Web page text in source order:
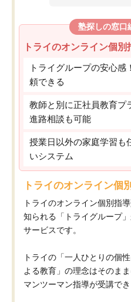
塾探しの窓口
トライのオンライン個
トライグループの安心
頼できる
教師と別に正社員教育プ
進路相談も可能
授業日以外の家庭学習も
いシステム
トライのオンライン個
トライのオンライン個別指
知られる「トライグループ
サービスです。
トライの「一人ひとりの個
よる教育」の理念はそのま
マンツーマン指導が受講でき